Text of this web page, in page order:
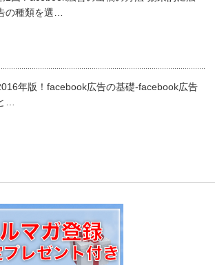
の種類を選…
年版！facebook広告の基礎-facebook広告
…